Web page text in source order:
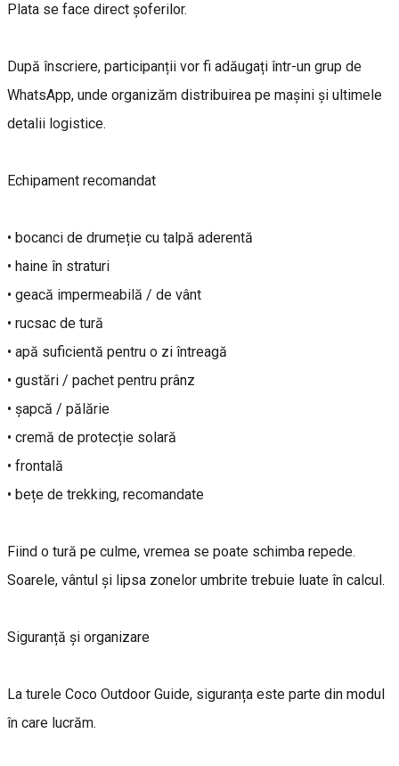
Plata se face direct șoferilor.
După înscriere, participanții vor fi adăugați într-un grup de
WhatsApp, unde organizăm distribuirea pe mașini și ultimele
detalii logistice.
Echipament recomandat
• bocanci de drumeție cu talpă aderentă
• haine în straturi
• geacă impermeabilă / de vânt
• rucsac de tură
• apă suficientă pentru o zi întreagă
• gustări / pachet pentru prânz
• șapcă / pălărie
• cremă de protecție solară
• frontală
• bețe de trekking, recomandate
Fiind o tură pe culme, vremea se poate schimba repede.
Soarele, vântul și lipsa zonelor umbrite trebuie luate în calcul.
Siguranță și organizare
La turele Coco Outdoor Guide, siguranța este parte din modul
în care lucrăm.